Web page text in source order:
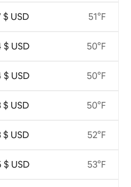
$ USD
$ USD
$ USD
$ USD
$ USD
$ USD
51°F
50°F
50°F
50°F
52°F
53°F